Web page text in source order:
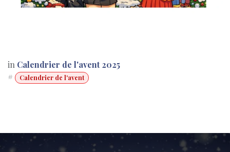
in Calendrier de l'avent 2025
#
Calendrier de l'avent